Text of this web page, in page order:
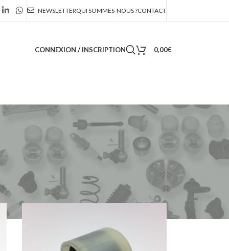
NEWSLETTERQUI SOMMES-NOUS ?CONTACT
CONNEXION / INSCRIPTION 0,00€